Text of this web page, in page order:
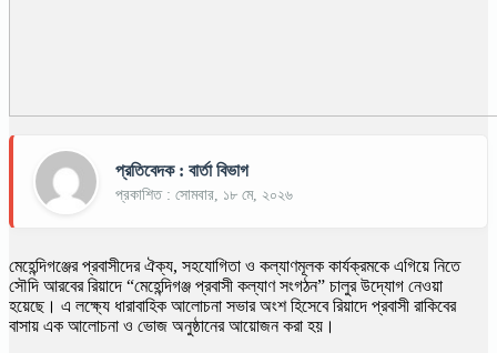
প্রতিবেদক : বার্তা বিভাগ
প্রকাশিত : সোমবার, ১৮ মে, ২০২৬
মেহেন্দিগঞ্জের প্রবাসীদের ঐক্য, সহযোগিতা ও কল্যাণমূলক কার্যক্রমকে এগিয়ে নিতে
সৌদি আরবের রিয়াদে “মেহেন্দিগঞ্জ প্রবাসী কল্যাণ সংগঠন” চালুর উদ্যোগ নেওয়া
হয়েছে। এ লক্ষ্যে ধারাবাহিক আলোচনা সভার অংশ হিসেবে রিয়াদে প্রবাসী রাকিবের
বাসায় এক আলোচনা ও ভোজ অনুষ্ঠানের আয়োজন করা হয়।